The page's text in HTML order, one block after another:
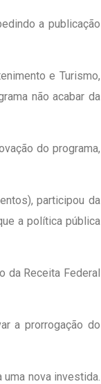
a publicação
e Turismo,
não acabar da
do programa,
participou da
a política pública
da Receita Federal
a prorrogação do
nova investida.